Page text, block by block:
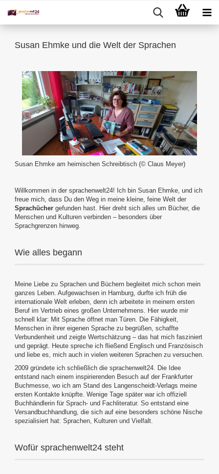
Susan Ehmke und die Welt der Sprachen
Susan Ehmke am heimischen Schreibtisch (© Claus Meyer)
Willkommen in der sprachenwelt24! Ich bin Susan Ehmke, und ich
freue mich, dass Du den Weg in meine kleine, feine Welt der
Sprachücher gefunden hast. Hier dreht sich alles um Bücher, die
Menschen und Kulturen verbinden – besonders über
Sprachgrenzen hinweg.
Wie alles begann
Meine Liebe zu Sprachen und Büchern begleitet mich schon mein
ganzes Leben. Aufgewachsen in Hamburg, durfte ich früh die
internationale Welt erleben, denn ich arbeitete in meinem ersten
Beruf im Vertrieb eines großen Unternehmens. Hier wurde mir
schnell klar: Mit Sprache öffnet man Türen. Die Fähigkeit,
Menschen in ihrer eigenen Sprache zu begrüßen, schaffte
Verbundenheit und zeigte Wertschätzung – das hat mich fasziniert
und geprägt. Heute spreche ich fließend Englisch und Französisch
und liebe es, mich auch in vielen weiteren Sprachen zu versuchen.
2009 gründete ich schließlich die sprachenwelt24. Die Idee
entstand nach einem inspirierenden Besuch auf der Frankfurter
Buchmesse, wo ich am Stand des Langenscheidt-Verlags meine
ersten Kontakte knüpfte. Wenige Tage später war ich offiziell
Buchhändlerin für Sprach- und Fachliteratur. So entstand eine
Versandbuchhandlung, die sich auf eine besonders schöne Nische
spezialisiert hat: Sprachen, Kulturen und Vielfalt.
Wofür sprachenwelt24 steht